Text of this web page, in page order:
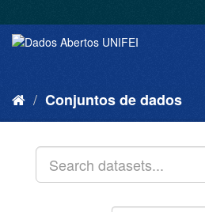
Conjuntos de dados